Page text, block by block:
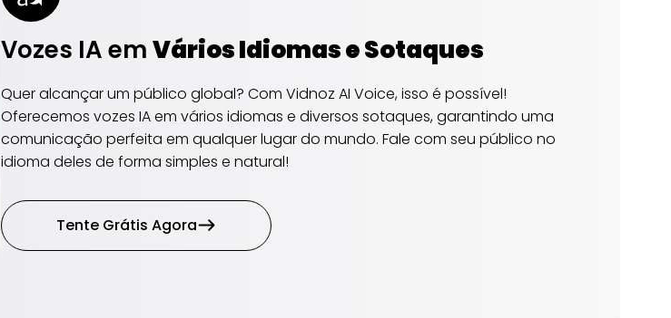
Vozes IA emVários Idiomas e Sotaques
Quer alcançar um público global? Com Vidnoz AI Voice, isso é possível!
Oferecemos vozes IA em vários idiomas e diversos sotaques, garantindo uma
comunicação perfeita em qualquer lugar do mundo. Fale com seu público no
idioma deles de forma simples e natural!
Tente Grátis Agora